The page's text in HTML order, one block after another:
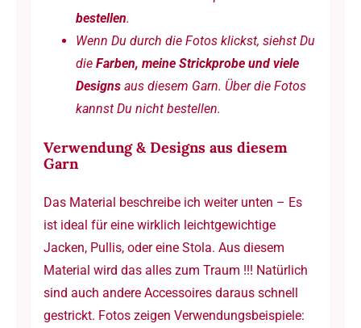
bestellen.
Wenn Du durch die Fotos klickst, siehst Du
die Farben, meine Strickprobe und viele
Designsaus diesem Garn. Über die Fotos
kannst Du nicht bestellen.
Verwendung & Designs aus diesem
Garn
Das Material beschreibe ich weiter unten – Es
ist ideal für eine wirklich leichtgewichtige
Jacken, Pullis, oder eine Stola. Aus diesem
Material wird das alles zum Traum !!! Natürlich
sind auch andere Accessoires daraus schnell
gestrickt. Fotos zeigen Verwendungsbeispiele: